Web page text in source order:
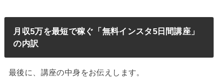
月収5万を最短で稼ぐ「無料インスタ5日間講座」
の内訳
最後に、講座の中身をお伝えします。